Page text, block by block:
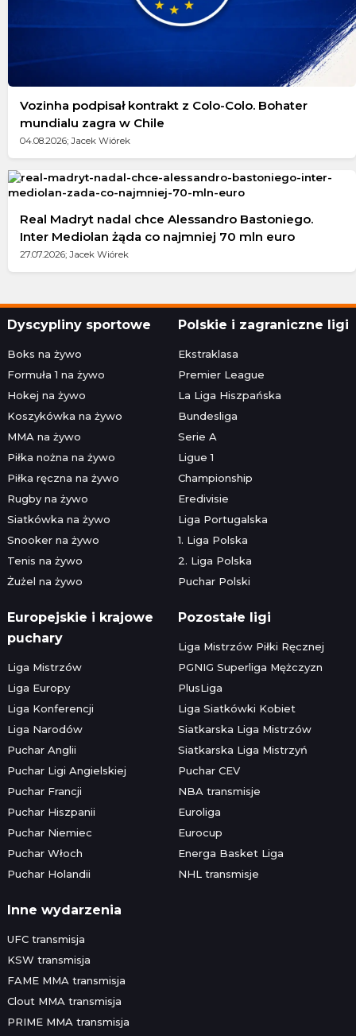
Vozinha podpisał kontrakt z Colo-Colo. Bohater
mundialu zagra w Chile
04.08.2026; Jacek Wiórek
Real Madryt nadal chce Alessandro Bastoniego.
Inter Mediolan żąda co najmniej 70 mln euro
27.07.2026; Jacek Wiórek
Dyscypliny sportowe
Boks na żywo
Formuła 1 na żywo
Hokej na żywo
Koszykówka na żywo
MMA na żywo
Piłka nożna na żywo
Piłka ręczna na żywo
Rugby na żywo
Siatkówka na żywo
Snooker na żywo
Tenis na żywo
Żużel na żywo
Polskie i zagraniczne ligi
Ekstraklasa
Premier League
La Liga Hiszpańska
Bundesliga
Serie A
Ligue 1
Championship
Eredivisie
Liga Portugalska
1. Liga Polska
2. Liga Polska
Puchar Polski
Europejskie i krajowe
puchary
Liga Mistrzów
Liga Europy
Liga Konferencji
Liga Narodów
Puchar Anglii
Puchar Ligi Angielskiej
Puchar Francji
Puchar Hiszpanii
Puchar Niemiec
Puchar Włoch
Puchar Holandii
Pozostałe ligi
Liga Mistrzów Piłki Ręcznej
PGNIG Superliga Mężczyzn
PlusLiga
Liga Siatkówki Kobiet
Siatkarska Liga Mistrzów
Siatkarska Liga Mistrzyń
Puchar CEV
NBA transmisje
Euroliga
Eurocup
Energa Basket Liga
NHL transmisje
Inne wydarzenia
UFC transmisja
KSW transmisja
FAME MMA transmisja
Clout MMA transmisja
PRIME MMA transmisja